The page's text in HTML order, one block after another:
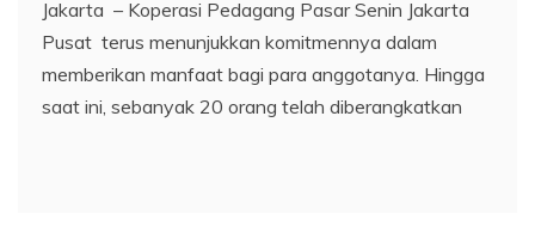
Jakarta – Koperasi Pedagang Pasar Senin Jakarta
Pusat terus menunjukkan komitmennya dalam
memberikan manfaat bagi para anggotanya. Hingga
saat ini, sebanyak 20 orang telah diberangkatkan